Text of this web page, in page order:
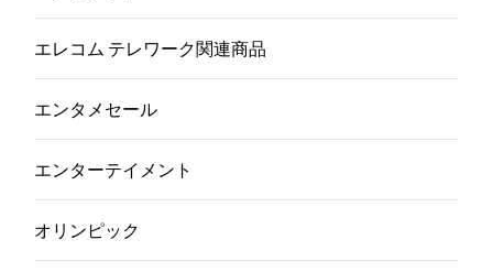
エレコム テレワーク関連商品
エンタメセール
エンターテイメント
オリンピック